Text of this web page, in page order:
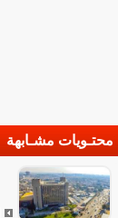
محتـويات مشـابهة